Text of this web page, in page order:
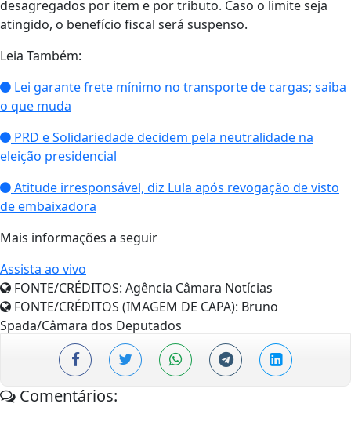
desagregados por item e por tributo. Caso o limite seja
atingido, o benefício fiscal será suspenso.
Leia Também:
Lei garante frete mínimo no transporte de cargas; saiba
o que muda
PRD e Solidariedade decidem pela neutralidade na
eleição presidencial
Atitude irresponsável, diz Lula após revogação de visto
de embaixadora
Mais informações a seguir
Assista ao vivo
FONTE/CRÉDITOS: Agência Câmara Notícias
FONTE/CRÉDITOS (IMAGEM DE CAPA): Bruno
Spada/Câmara dos Deputados
Comentários: